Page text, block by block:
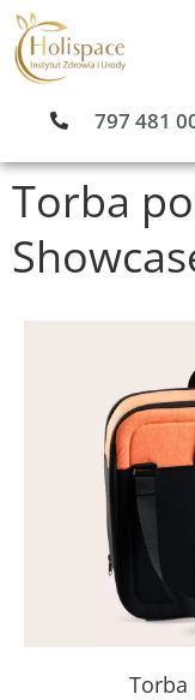
Przejdź
do
treści
797 481
Torba
Torba